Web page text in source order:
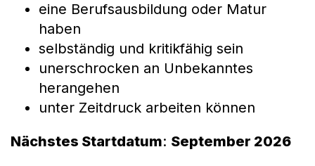
eine Berufsausbildung oder Matur
haben
selbständig und kritikfähig sein
unerschrocken an Unbekanntes
herangehen
unter Zeitdruck arbeiten können
Nächstes Startdatum: September 2026